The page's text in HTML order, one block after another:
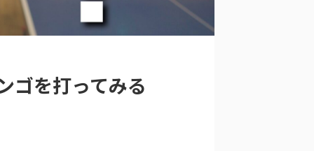
ゴを打ってみる